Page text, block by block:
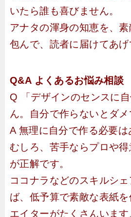
いたら誰も喜びません。
アナタの渾身の知恵を、
包んで、読者に届けてあげ
Q&A よくあるお悩み相談
Q 「デザインのセンスに
ん。自分で作らないとダメ
A 無理に自分で作る必要は
むしろ、苦手ならプロや
が正解です。
ココナラなどのスキルシ
ば、低予算で素敵な表紙
エイターがたくさんいます